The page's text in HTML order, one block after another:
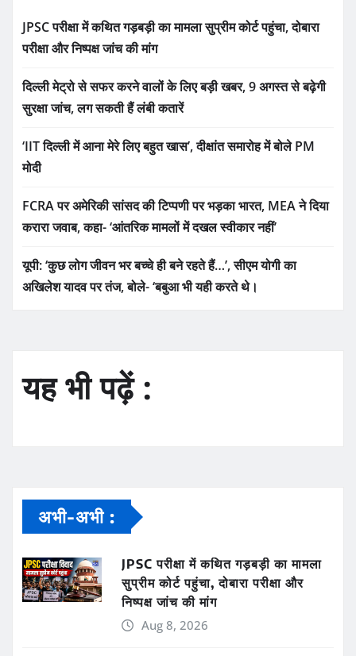
JPSC परीक्षा में कथित गड़बड़ी का मामला सुप्रीम कोर्ट पहुंचा, दोबारा
परीक्षा और निष्पक्ष जांच की मांग
दिल्ली मेट्रो से सफर करने वालों के लिए बड़ी खबर, 9 अगस्त से बढ़ेगी
सुरक्षा जांच, लग सकती हैं लंबी कतारें
‘IIT दिल्ली में आना मेरे लिए बहुत खास’, दीक्षांत समारोह में बोले PM
मोदी
FCRA पर अमेरिकी सांसद की टिप्पणी पर भड़का भारत, MEA ने दिया
करारा जवाब, कहा- ‘आंतरिक मामलों में दखल स्वीकार नहीं’
यूपी: ‘कुछ लोग जीवन भर बच्चे ही बने रहते हैं…’, सीएम योगी का
अखिलेश यादव पर तंज, बोले- ‘बबुआ भी यही करते थे।
यह भी पढ़ें :
अभी-अभी :
JPSC परीक्षा में कथित गड़बड़ी का मामला
सुप्रीम कोर्ट पहुंचा, दोबारा परीक्षा और
निष्पक्ष जांच की मांग
Aug 8, 2026